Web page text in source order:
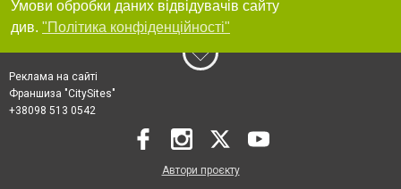
Умови обробки даних відвідувачів сайту
див. "Політика конфіденційності"
Реклама на сайті
Франшиза "CitySites"
+38098 513 0542
Автори проєкту